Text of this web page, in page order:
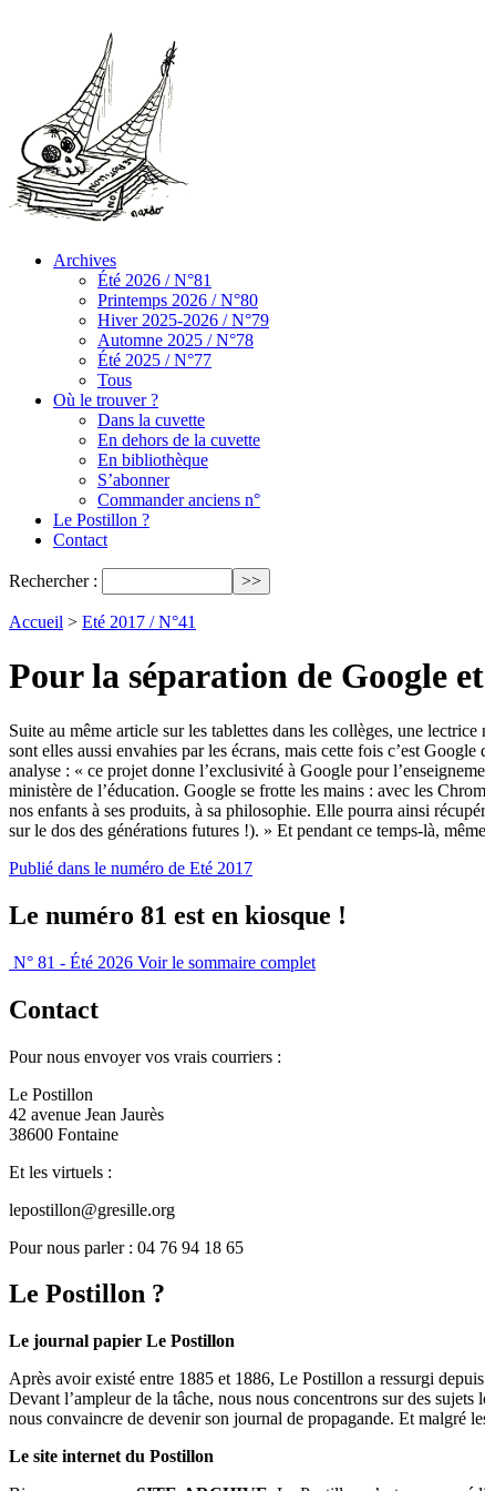
Archives
Été 2026 / N°81
Printemps 2026 / N°80
Hiver 2025-2026 / N°79
Automne 2025 / N°78
Été 2025 / N°77
Tous
Où le trouver ?
Dans la cuvette
En dehors de la cuvette
En bibliothèque
S’abonner
Commander anciens n°
Le Postillon ?
Contact
Rechercher :
Accueil > Eté 2017 / N°41
Pour la séparation de Google
Suite au même article sur les tablettes dans les collèges, une
sont elles aussi envahies par les écrans, mais cette fois c’est
analyse : « ce projet donne l’exclusivité à Google pour
ministère de l’éducation. Google se frotte les mains : avec les
nos enfants à ses produits, à sa philosophie. Elle pourra ainsi
sur le dos des générations futures !). » Et pendant ce temps-là,
Publié dans le numéro de Eté 2017
Le numéro 81 est en kiosque !
N° 81 - Été 2026 Voir le sommaire complet
Contact
Pour nous envoyer vos vrais courriers :
Le Postillon
42 avenue Jean Jaurès
38600 Fontaine
Et les virtuels :
lepostillon@gresille.org
Pour nous parler : 04 76 94 18 65
Le Postillon ?
Le journal papier Le Postillon
Après avoir existé entre 1885 et 1886, Le Postillon a ressurgi depuis
Devant l’ampleur de la tâche, nous nous concentrons sur des
nous convaincre de devenir son journal de propagande. Et malgré
Le site internet du Postillon